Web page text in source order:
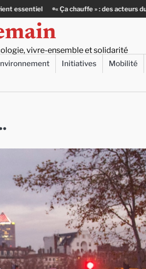
» : des acteurs du batiment face au défi
vivre-ensemble et solidarité
Initiatives Mobilité